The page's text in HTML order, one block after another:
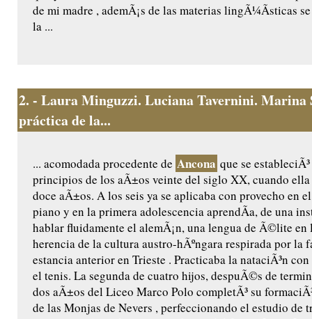
de mi madre , ademÃ¡s de las materias lingÃ¼Ã­sticas
la ...
2. - Laura Minguzzi. Luciana Tavernini. Marina
práctica de la...
... acomodada procedente de Ancona que se
principios de los aÃ±os veinte del siglo XX, cuando
doce aÃ±os. A los seis ya se aplicaba con provecho en
piano y en la primera adolescencia aprendÃ­a, de una
hablar fluidamente el alemÃ¡n, una lengua de Ã©lite
herencia de la cultura austro-hÃºngara respirada por la
estancia anterior en Trieste . Practicaba la nataciÃ³n
el tenis. La segunda de cuatro hijos, despuÃ©s de
dos aÃ±os del Liceo Marco Polo completÃ³ su
de las Monjas de Nevers , perfeccionando el estudio de